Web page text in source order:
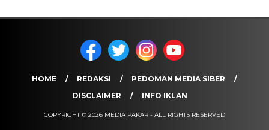
HOME REDAKSI
PEDOMAN MEDIA SIBER
DISCLAIMER
INFO IKLAN
COPYRIGHT © 2026 MEDIA PAKAR - ALL RIGHTS RESERVED